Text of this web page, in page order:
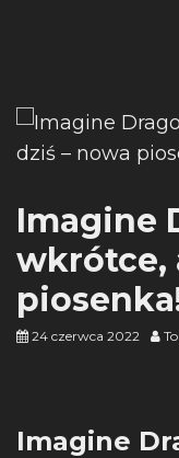
Imagine
wkrótce,
24 czerwca 2022
Imagine